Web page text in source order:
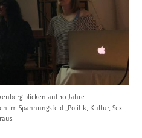
blicken auf 10 Jahre
im Spannungsfeld „Politik, Kultur, Sex